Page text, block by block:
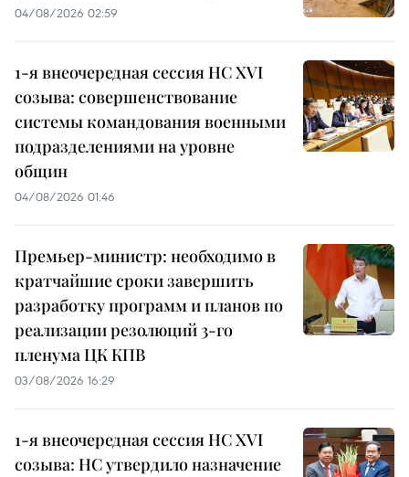
04/08/2026 02:59
1-я внеочередная сессия НС XVI
созыва: совершенствование
системы командования военными
подразделениями на уровне
общин
04/08/2026 01:46
Премьер-министр: необходимо в
кратчайшие сроки завершить
разработку программ и планов по
реализации резолюций 3-го
пленума ЦК КПВ
03/08/2026 16:29
1-я внеочередная сессия НС XVI
созыва: НС утвердило назначение